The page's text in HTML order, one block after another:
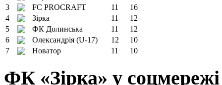
3
FC PROCRAFT 11
16
4
Зірка 11
12
5
ФК Долинська 11
12
6
Олександрія (U-17) 12
10
7
Новатор 11 10
ФК «Зірка» у